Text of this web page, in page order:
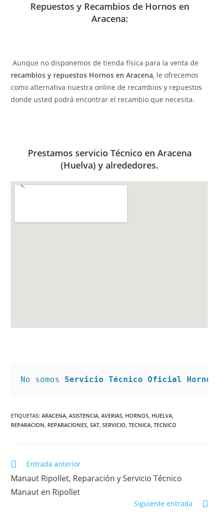
Repuestos y Recambios de Hornos en
Aracena:
Aunque no disponemos de tienda física para la venta de
recambios y repuestos Hornos en Aracena, le ofrecemos
como alternativa nuestra online de recambios y repuestos
donde usted podrá encontrar el recambio que necesita.
Prestamos servicio Técnico en Aracena
(Huelva) y alrededores.
No somos Servicio Técnico Oficial Hornos
ETIQUETAS:ARACENA, ASISTENCIA, AVERIAS, HORNOS, HUELVA,
REPARACION, REPARACIONES, SAT, SERVICIO, TECNICA, TECNICO
Leer
artículos
Entrada anterior
Manaut Ripollet, Reparación y Servicio Técnico
Manaut en Ripollet
Siguiente entrada